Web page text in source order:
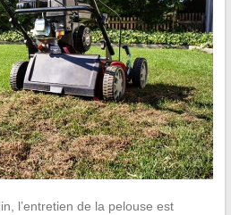
l’entretien de la pelouse est